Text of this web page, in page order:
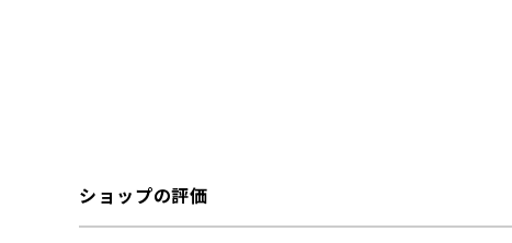
ショップの評価